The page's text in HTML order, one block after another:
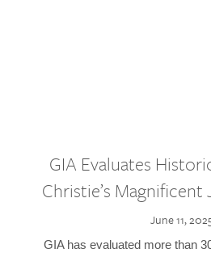
GIA Evaluates
Christie’s
June 11,
GIA has evaluated more than